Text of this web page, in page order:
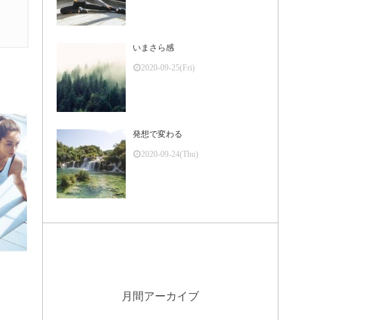
いまさら感
2020-09-25(Fri)
発想で変わる
2020-09-24(Thu)
月間アーカイブ